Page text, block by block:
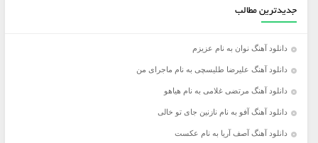
جدیدترین مطالب
دانلود آهنگ نوان به نام عزیزم
دانلود آهنگ علیرضا طلیسچی به نام ماجرای من
دانلود آهنگ مرتضی غلامی به نام هیاهو
دانلود آهنگ آفو به نام نازنین جای تو خالی
دانلود آهنگ آصف آریا به نام عکست